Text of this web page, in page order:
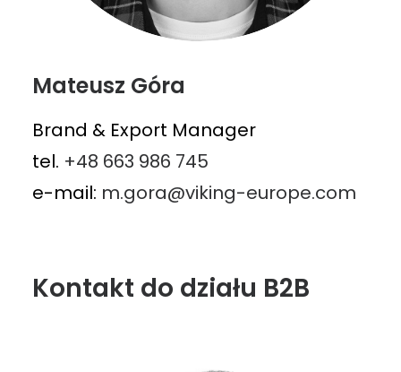
Mateusz Góra
Brand & Export Manager
tel. +48 663 986 745
e-mail: m.gora@viking-europe.com
Kontakt do działu B2B